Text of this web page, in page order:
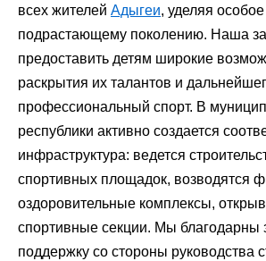
всех жителей Адыгеи, уделяя
подрастающему поколению. Наша
предоставить детям широкие
раскрытия их талантов и
профессиональный спорт. В
республики активно создается
инфраструктура: ведется
спортивных площадок, возводятся
оздоровительные комплексы,
спортивные секции. Мы благодарны
поддержку со стороны руководства